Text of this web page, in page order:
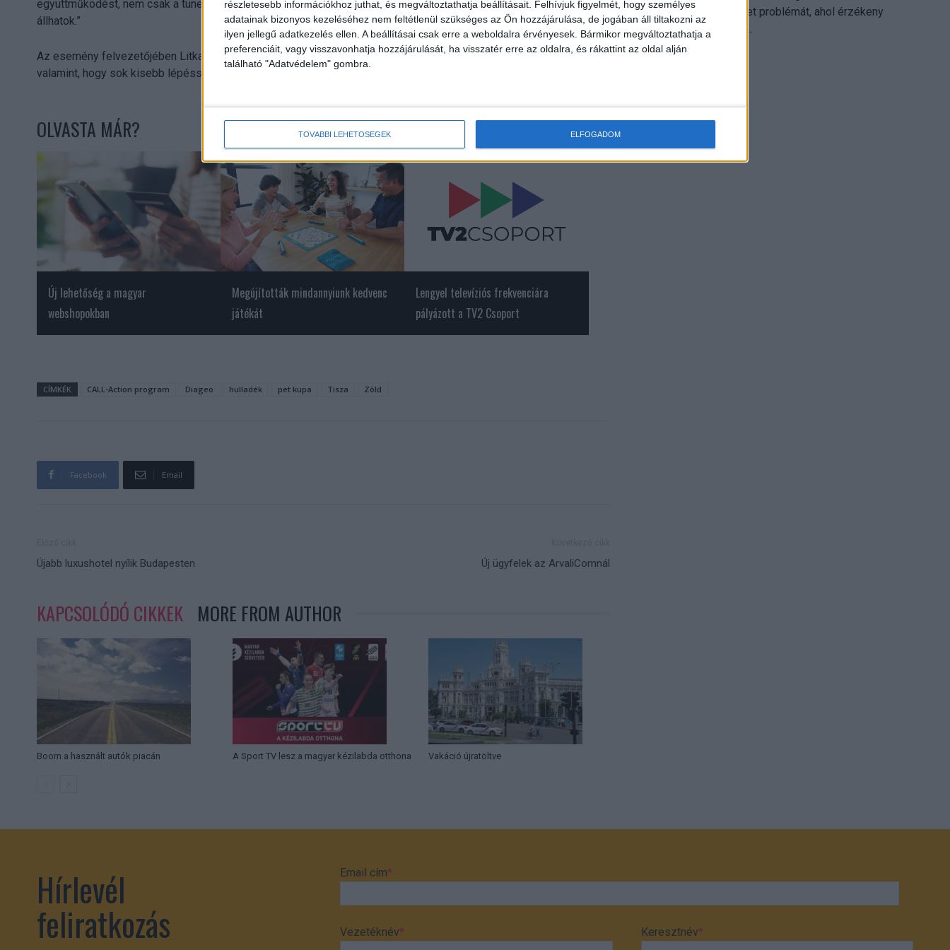
részletesebb információkhoz juthat, és megváltoztathatja beállításait. Felhívjuk figyelmét, hogy személyes
adatainak bizonyos kezeléséhez nem feltétlenül szükséges az Ön hozzájárulása, de jogában áll tiltakozni az
ilyen jellegű adatkezelés ellen. A beállításai csak erre a weboldalra érvényesek. Bármikor megváltoztathatja a
preferenciáit, vagy visszavonhatja hozzájárulását, ha visszatér erre az oldalra, és rákattint az oldal alján
található "Adatvédelem" gombra.
TOVÁBBI LEHETŐSÉGEK ELFOGADOM
együttműködést, nem csak a tüneteket, de az okokat is kezeli. Megtiszteltetés számomra, hogy az ügy mellé
állhatok.”
Az esemény felvezetőjében Litkai Gergely kiemelte az egyén szerepét és felelősségét is a környezetvédelemben,
valamint, hogy sok kisebb lépéssel is hatalmasat léphetünk a fenntarthatóság és ökolábnyomunk csökkentése felé.
OLVASTA MÁR?
Új lehetőség a magyar
webshopokban
Megújították mindannyiunk kedvenc
játékát
Lengyel televíziós frekvenciára
pályázott a TV2 Csoport
CÍMKÉK CALL-Action program Diageo hulladék pet kupa Tisza Zöld
Facebook Email
Újabb luxushotel nyílik Budapesten Új ügyfelek az ArvaliComnál
KAPCSOLÓDÓ CIKKEK MORE FROM AUTHOR
Boom a használt autók piacán A Sport TV lesz a magyar kézilabda otthona Vakáció újratöltve
különösen ott jelenthet problémát, ahol érzékeny
üzleti információkkal...
Hírlevél
feliratkozás
Email cím*
Vezetéknév* Keresztnév*